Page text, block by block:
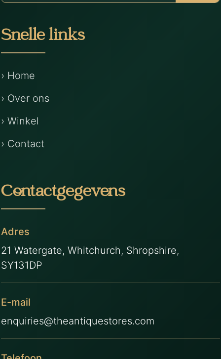
Snelle links
› Home
› Over ons
› Winkel
› Contact
Contactgegevens
Adres
21 Watergate, Whitchurch, Shropshire,
SY131DP
E-mail
enquiries@theantiquestores.com